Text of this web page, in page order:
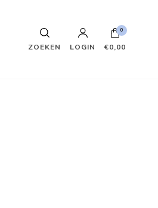
ZOEKEN LOGIN
0
€0,00